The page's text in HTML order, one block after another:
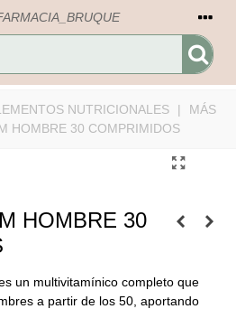
NUTRICIONALES |
MÁS
HOMBRE 30 COMPRIMIDOS
HOMBRE 30
un multivitamínico completo que
a partir de los 50, aportando